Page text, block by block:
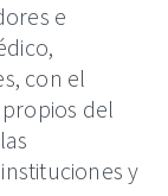
e
con el
del
y